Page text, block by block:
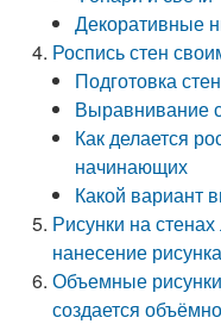
Декоративные
Роспись стен
Подготовка стен
Выравнивание
Как делается
начинающих
Какой вариант
Рисунки на
нанесение рисунка
Объемные
создается